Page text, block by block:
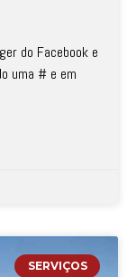
do Facebook e
uma # e em
SERVIÇOS